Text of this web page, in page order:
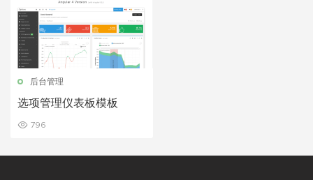
后台管理
选项管理仪表板模板
796